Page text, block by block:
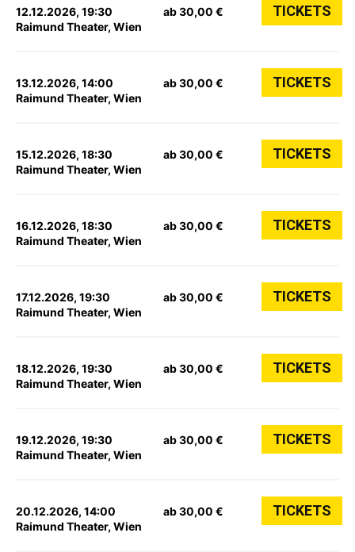
12.12.2026, 19:30
Raimund Theater, Wien
ab 30,00 € TICKETS
13.12.2026, 14:00
Raimund Theater, Wien
ab 30,00 € TICKETS
15.12.2026, 18:30
Raimund Theater, Wien
ab 30,00 € TICKETS
16.12.2026, 18:30
Raimund Theater, Wien
ab 30,00 € TICKETS
17.12.2026, 19:30
Raimund Theater, Wien
ab 30,00 € TICKETS
18.12.2026, 19:30
Raimund Theater, Wien
ab 30,00 € TICKETS
19.12.2026, 19:30
Raimund Theater, Wien
ab 30,00 € TICKETS
20.12.2026, 14:00
Raimund Theater, Wien
ab 30,00 € TICKETS